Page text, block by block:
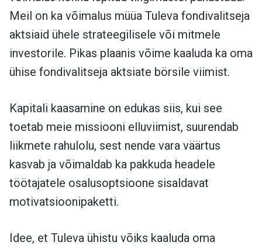
Meil on ka võimalus müüa Tuleva fondivalitseja
aktsiaid ühele strateegilisele või mitmele
investorile. Pikas plaanis võime kaaluda ka oma
ühise fondivalitseja aktsiate börsile viimist.
Kapitali kaasamine on edukas siis, kui see
toetab meie missiooni elluviimist, suurendab
liikmete rahulolu, sest nende vara väärtus
kasvab ja võimaldab ka pakkuda headele
töötajatele osalusoptsioone sisaldavat
motivatsioonipaketti.
Idee, et Tuleva ühistu võiks kaaluda oma